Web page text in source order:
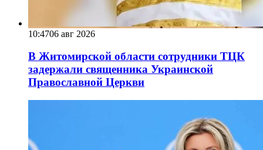
10:4706 авг 2026
В Житомирской области сотрудники ТЦК
задержали священника Украинской
Православной Церкви